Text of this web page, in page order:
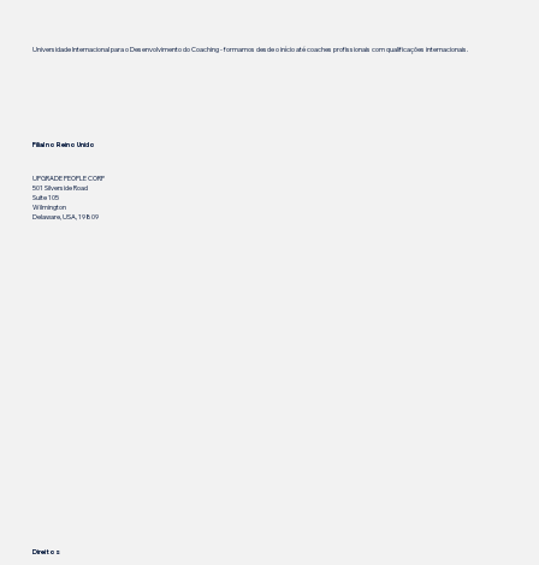
Universidade Internacional para o Desenvolvimento do Coaching - formamos desde o início até coaches profissionais com qualificações internacionais.
Filial no Reino Unido
UPGRADE PEOPLE CORP
501 Silverside Road
Suite 105
Wilmington
Delaware, USA, 19809
Direitos